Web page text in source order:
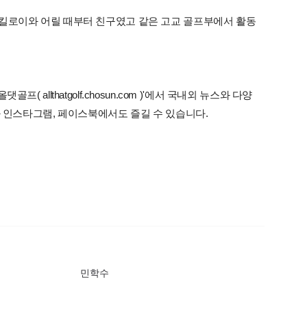
로이와 어릴 때부터 친구였고 같은 고교 골프부에서 활동
골프( allthatgolf.chosun.com )'에서 국내외 뉴스와 다양
스타그램, 페이스북에서도 즐길 수 있습니다.
민학수